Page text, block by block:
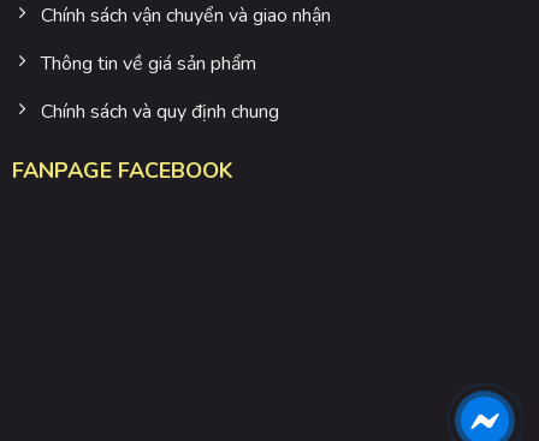
Chính sách vận chuyển và giao nhận
Thông tin về giá sản phẩm
Chính sách và quy định chung
FANPAGE FACEBOOK